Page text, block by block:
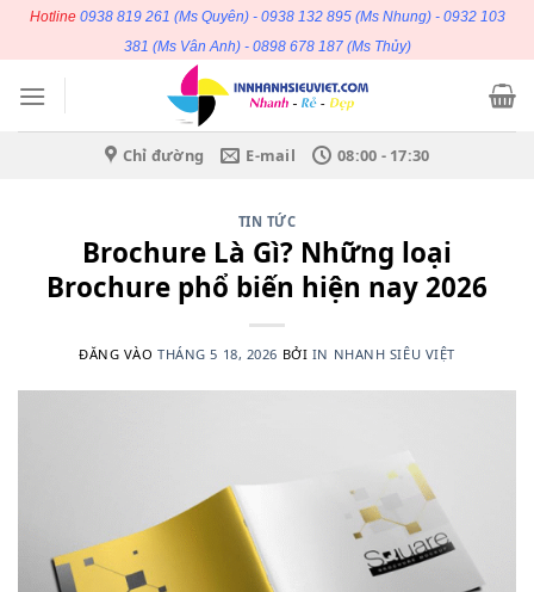
dung
Hotline 0938 819 261 (Ms Quyên) - 0938 132 895(Ms Nhung) - 0932 103
381 (Ms Vân Anh) - 0898 678 187(Ms Thủy)
Chỉ đường E-mail 08:00 - 17:30
TIN TỨC
Brochure Là Gì? Những loại
Brochure phổ biến hiện nay 2026
ĐĂNG VÀOTHÁNG 5 18, 2026 BỞI IN NHANH SIÊU VIỆT